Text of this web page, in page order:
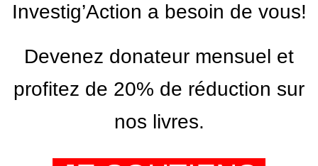
Investig’Action a besoin de vous!
Devenez donateur mensuel et
profitez de 20% de réduction sur
nos livres.